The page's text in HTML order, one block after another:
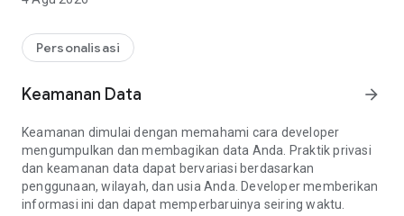
layar beranda orisinal Anda sendiri dengan berbagai tema
●Wallpaper, ikon, widget jam, pencarian dan lain-lain bisa
●Mudah dipakai sehingga pengguna smartphone pemula pun
●Tema lebih dari 2000 jenis! Dilengkapi beragam desain yang
cantik, modis dan keren!
● Menu dengan kumpulan fungsi yang sering dipakai seperti
kamera, kalender, peta, alarm, galeri dll. sehingga sangat
praktis!
Personalisasi
Keamanan Data arrow_forward
Keamanan dimulai dengan memahami cara developer
mengumpulkan dan membagikan data Anda. Praktik privasi
dan keamanan data dapat bervariasi berdasarkan
penggunaan, wilayah, dan usia Anda. Developer memberikan
informasi ini dan dapat memperbaruinya seiring waktu.